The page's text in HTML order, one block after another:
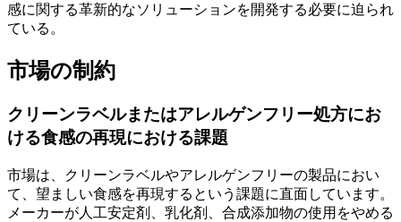
感に関する革新的なソリューションを開発する必要に迫られ
ている。
市場の制約
クリーンラベルまたはアレルゲンフリー処方にお
ける食感の再現における課題
市場は、クリーンラベルやアレルゲンフリーの製品におい
て、望ましい食感を再現するという課題に直面しています。
メーカーが人工安定剤、乳化剤、合成添加物の使用をやめる